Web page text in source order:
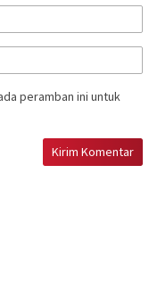
peramban ini untuk